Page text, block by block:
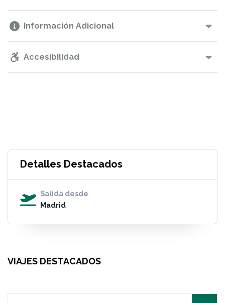
Información Adicional
Accesibilidad
Detalles Destacados
Salida desde
Madrid
VIAJES DESTACADOS